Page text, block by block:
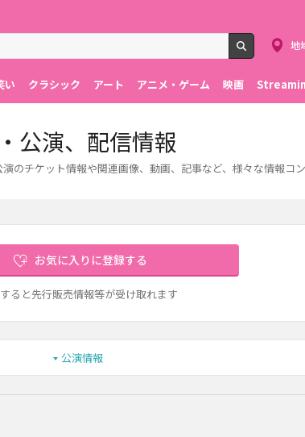
検索
地
い クラシック アート アニメ・ゲーム 映画
公演、配信情報
のチケット情報や関連画像、動画、記事など、様々な情報コン
お気に入りに登録する
ると先行販売情報等が受け取れます
公演情報